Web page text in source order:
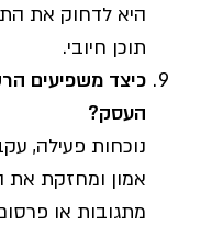
היא לדחוק את
תוכן חיובי.
כיצד משפיעים
העסק?
נוכחות פעילה,
אמון ומחזקת
מתגובות או